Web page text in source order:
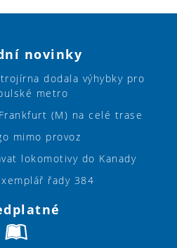
novinky
dodala výhybky pro
metro
(M) na celé trase
mimo provoz
lokomotivy do Kanady
řady 384